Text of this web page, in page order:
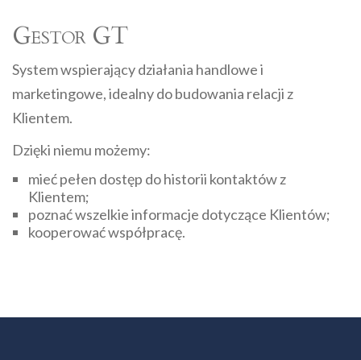
Gestor GT
System wspierający działania handlowe i
marketingowe, idealny do budowania relacji z
Klientem.
Dzięki niemu możemy:
mieć pełen dostęp do historii kontaktów z
Klientem;
poznać wszelkie informacje dotyczące Klientów;
kooperować współpracę.